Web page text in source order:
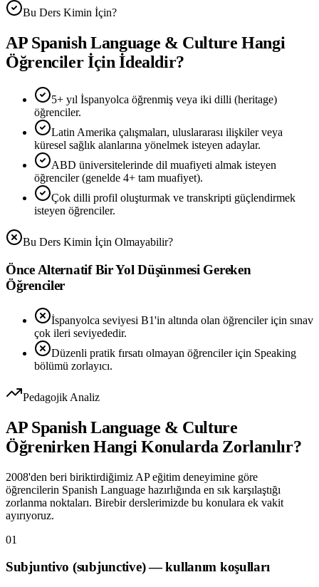
Bu Ders Kimin İçin?
AP Spanish Language & Culture Hangi
Öğrenciler İçin İdealdir?
5+ yıl İspanyolca öğrenmiş veya iki dilli (heritage)
öğrenciler.
Latin Amerika çalışmaları, uluslararası ilişkiler veya
küresel sağlık alanlarına yönelmek isteyen adaylar.
ABD üniversitelerinde dil muafiyeti almak isteyen
öğrenciler (genelde 4+ tam muafiyet).
Çok dilli profil oluşturmak ve transkripti güçlendirmek
isteyen öğrenciler.
Bu Ders Kimin İçin Olmayabilir?
Önce Alternatif Bir Yol Düşünmesi Gereken
Öğrenciler
İspanyolca seviyesi B1'in altında olan öğrenciler için sınav
çok ileri seviyededir.
Düzenli pratik fırsatı olmayan öğrenciler için Speaking
bölümü zorlayıcı.
Pedagojik Analiz
AP Spanish Language & Culture
Öğrenirken Hangi Konularda Zorlanılır?
2008'den beri biriktirdiğimiz AP eğitim deneyimine göre
öğrencilerin Spanish Language hazırlığında en sık karşılaştığı
zorlanma noktaları. Birebir derslerimizde bu konulara ek vakit
ayırıyoruz.
01
Subjuntivo (subjunctive) — kullanım koşulları